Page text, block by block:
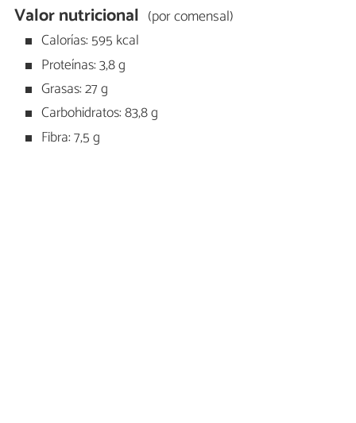
Valor nutricional (por comensal)
Calorías: 595 kcal
Proteínas: 3,8 g
Grasas: 27 g
Carbohidratos: 83,8 g
Fibra: 7,5 g